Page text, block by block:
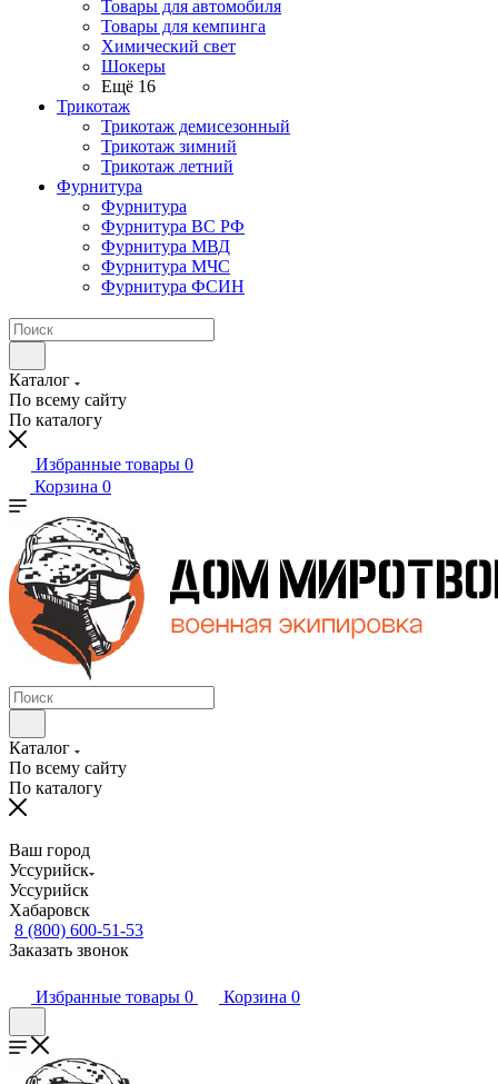
Товары для автомобиля
Товары для кемпинга
Химический свет
Шокеры
Ещё 16
Трикотаж
Трикотаж демисезонный
Трикотаж зимний
Трикотаж летний
Фурнитура
Фурнитура
Фурнитура ВС РФ
Фурнитура МВД
Фурнитура МЧС
Фурнитура ФСИН
Каталог
По всему сайту
По каталогу
Избранные товары 0
Корзина 0
Каталог
По всему сайту
По каталогу
Ваш город
Уссурийск
Уссурийск
Хабаровск
8 (800) 600-51-53
Заказать звонок
Избранные товары 0 Корзина 0